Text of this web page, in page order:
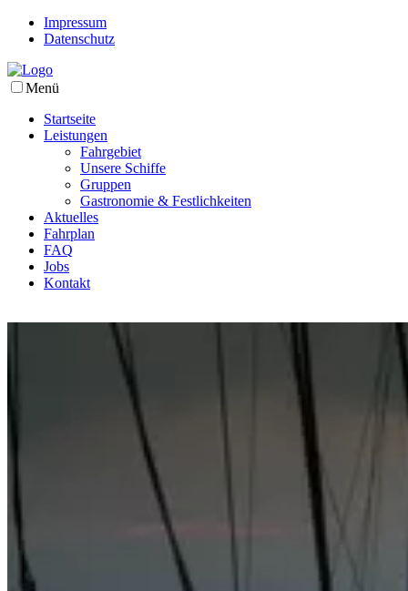
Impressum
Datenschutz
Menü
Startseite
Leistungen
Fahrgebiet
Unsere Schiffe
Gruppen
Gastronomie & Festlichkeiten
Aktuelles
Fahrplan
FAQ
Jobs
Kontakt